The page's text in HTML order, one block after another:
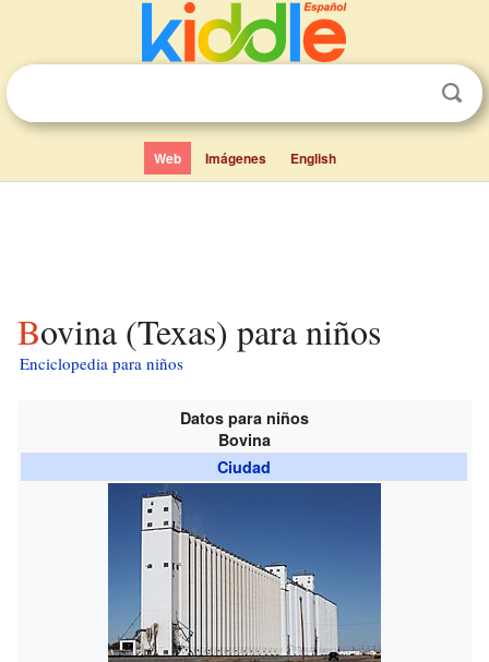
Web Imágenes English
Bovina (Texas) para niños
Enciclopedia para niños
Datos para niños
Bovina
Ciudad